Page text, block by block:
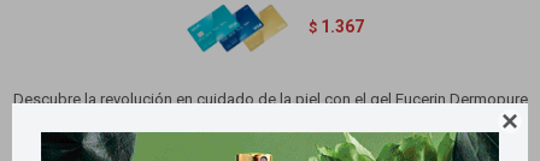

$ 1.367
Descubre la revolución en cuidado de la piel con el gel Eucerin Dermopure
Exfoliante. Su fórmula avanzada combate imperfecciones, reduce poros y